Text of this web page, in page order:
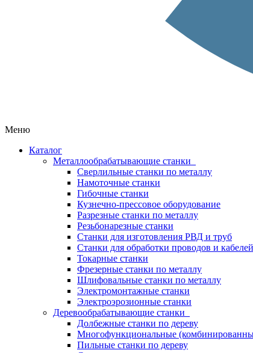
Меню
Каталог
Металлообрабатывающие станки
Сверлильные станки по металлу
Намоточные станки
Гибочные станки
Кузнечно-прессовое оборудование
Разрезные станки по металлу
Резьбонарезные станки
Станки для изготовления РВД и труб
Станки для обработки проводов и кабелей
Токарные станки
Фрезерные станки по металлу
Шлифовальные станки по металлу
Электромонтажные станки
Электроэрозионные станки
Деревообрабатывающие станки
Долбежные станки по дереву
Многофункциональные
Пильные станки по дереву